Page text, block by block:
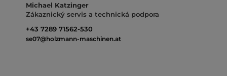
Michael Katzinger
Zákaznický servis a technická podpora
+43 7289 71562-530
se07@holzmann-maschinen.at